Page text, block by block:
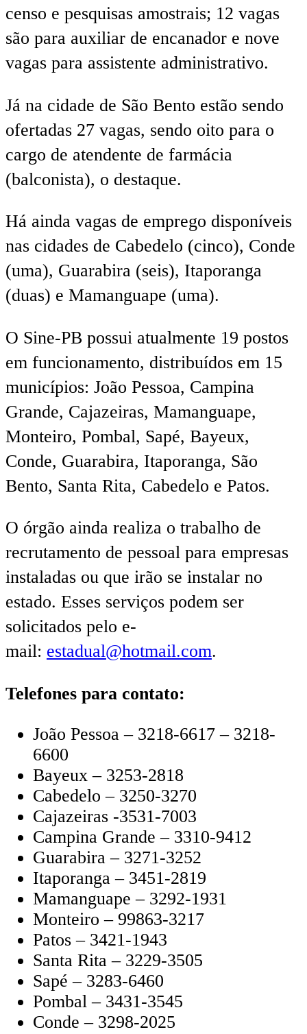
censo e pesquisas amostrais; 12 vagas
são para auxiliar de encanador e nove
vagas para assistente administrativo.
Já na cidade de São Bento estão sendo
ofertadas 27 vagas, sendo oito para o
cargo de atendente de farmácia
(balconista), o destaque.
Há ainda vagas de emprego disponíveis
nas cidades de Cabedelo (cinco), Conde
(uma), Guarabira (seis), Itaporanga
(duas) e Mamanguape (uma).
O Sine-PB possui atualmente 19 postos
em funcionamento, distribuídos em 15
municípios: João Pessoa, Campina
Grande, Cajazeiras, Mamanguape,
Monteiro, Pombal, Sapé, Bayeux,
Conde, Guarabira, Itaporanga, São
Bento, Santa Rita, Cabedelo e Patos.
O órgão ainda realiza o trabalho de
recrutamento de pessoal para empresas
instaladas ou que irão se instalar no
estado. Esses serviços podem ser
solicitados pelo e-
mail: estadual@hotmail.com.
Telefones para contato:
João Pessoa – 3218-6617 – 3218-
6600
Bayeux – 3253-2818
Cabedelo – 3250-3270
Cajazeiras -3531-7003
Campina Grande – 3310-9412
Guarabira – 3271-3252
Itaporanga – 3451-2819
Mamanguape – 3292-1931
Monteiro – 99863-3217
Patos – 3421-1943
Santa Rita – 3229-3505
Sapé – 3283-6460
Pombal – 3431-3545
Conde – 3298-2025